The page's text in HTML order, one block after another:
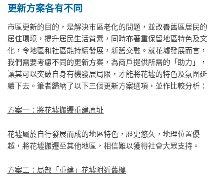
更新方案各有不同
市區更新的目的，是解決市區老化的問題，並改善舊區居民的
居住環境，提升居民生活質素，同時亦著重保留地區特色及文
化，令地區和社區能持續發展，新舊交融。就花墟發展而言，
我們需要考慮不同的更新方案，為商戶提供所需的「助力」，
讓其可以突破自身有機發展局限，才能將花墟的特色及氛圍延
續下去。筆者歸納了以下三個更新方案選項，並作比較分析：
方案一：將花墟搬遷重建原址
花墟屬於自行發展而成的地區特色，歷史悠久，地理位置優
越，將花墟搬遷至其他地區，相信難以獲得社會大眾支持。
方案二：局部「重建」花墟附近舊樓